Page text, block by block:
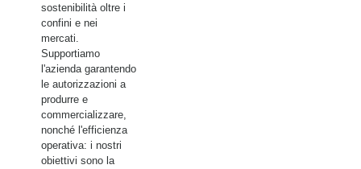
sostenibilità oltre i
confini e nei
mercati.
Supportiamo
l'azienda garantendo
le autorizzazioni a
produrre e
commercializzare,
nonché l'efficienza
operativa: i nostri
obiettivi sono la